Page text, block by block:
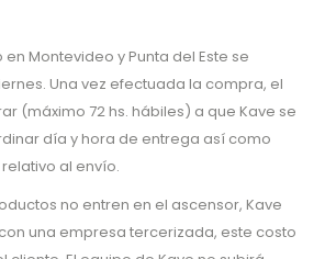
Montevideo y Punta del Este se
Una vez efectuada la compra, el
(máximo 72 hs. hábiles) a que Kave se
día y hora de entrega así como
al envío.
no entren en el ascensor, Kave
una empresa tercerizada, este costo